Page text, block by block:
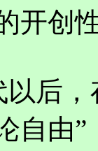
开创
后
自由